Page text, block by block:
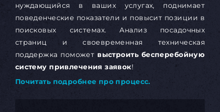
нуждающийся в ваших услугах, поднимает
поведенческие показатели и повысит позиции в
поисковых системах. Анализ посадочных
страниц и своевременная техническая
поддержка поможет выстроить бесперебойную
систему привлечения заявок!
Почитать подробнее про процесс.